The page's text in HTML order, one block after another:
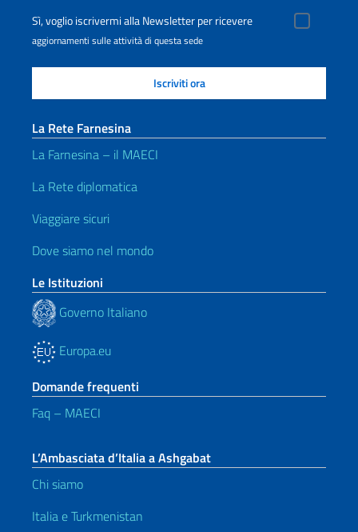
Sì, voglio iscrivermi alla Newsletter per ricevere
aggiornamenti sulle attività di questa sede
La Rete Farnesina
La Farnesina – il MAECI
La Rete diplomatica
Viaggiare sicuri
Dove siamo nel mondo
Le Istituzioni
Governo Italiano
Europa.eu
Domande frequenti
Faq – MAECI
L’Ambasciata d’Italia a Ashgabat
Chi siamo
Italia e Turkmenistan